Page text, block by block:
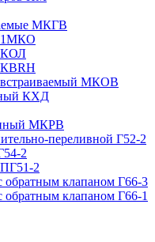
МКГВ
1МКО
КОЛ
КВRН
встраиваемый МКОВ
КХД
МКРВ
переливной Г52-2
2
2
обратным клапаном Г66-3
обратным клапаном Г66-1